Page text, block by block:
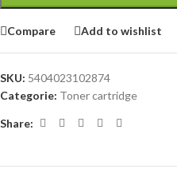
Compare Add to wishlist
SKU: 5404023102874
Categorie: Toner cartridge
Share: